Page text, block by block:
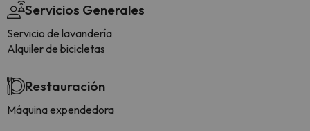
Servicios Generales
Servicio de lavandería
Alquiler de bicicletas
Restauración
Máquina expendedora